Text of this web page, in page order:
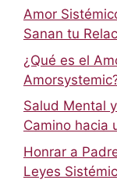
Amor
Sanan tu
¿Qué es el
Salud Mental
Camino hacia
Honrar a
Leyes